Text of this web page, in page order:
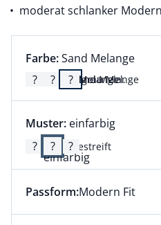
moderat schlanker
Farbauswahl:
Farbe:aktuell ausgewählt:
Sand Melange
Farbe Sand Melange
Muster: einfarbig
Dieser Artikel hat die
Passform:Modern Fit